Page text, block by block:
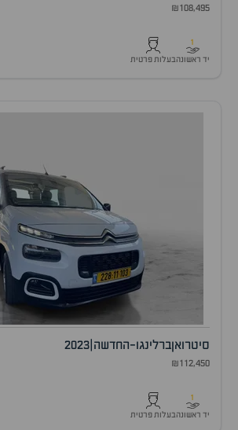
₪108,495
1
יד ראשונהבעלות פרטית
סיטרואןברלינגו-החדשה 2023
₪112,450
1
יד ראשונהבעלות פרטית